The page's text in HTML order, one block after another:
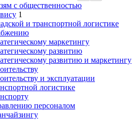
с общественностью
1
и транспортной логистике
маркетингу
развитию
развитию и маркетингу
и эксплуатации
логистике
персоналом